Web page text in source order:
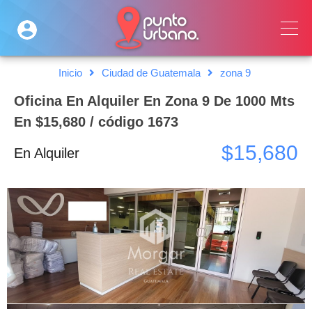
Inicio Ciudad de Guatemala zona 9
Oficina En Alquiler En Zona 9 De 1000 Mts
En $15,680 / código 1673
En Alquiler $15,680